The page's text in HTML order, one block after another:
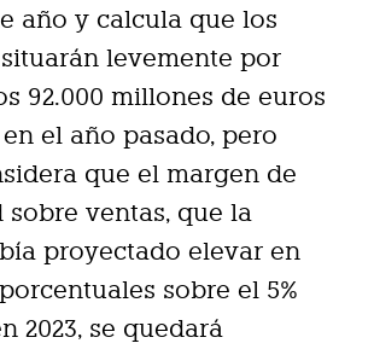
año y calcula que los
levemente por
92.000 millones de euros
el año pasado, pero
que el margen de
ventas, que la
proyectado elevar en
sobre el 5%
2023, se quedará